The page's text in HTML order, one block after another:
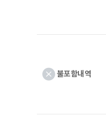
불포함내역